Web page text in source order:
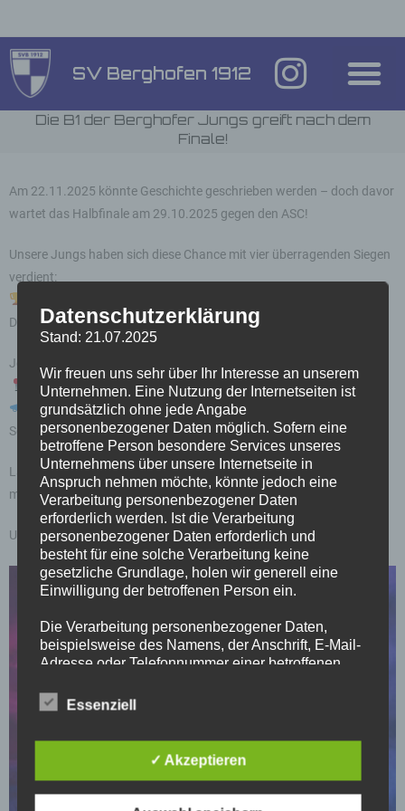
SV Berghofen 1912
Die B1 der Berghofer Jungs greift nach dem
Finale!
Am 22.11.2025 könnte Geschichte geschrieben werden – doch davor
wartet das Halbfinale am 29.10.2025 gegen den ASC!
Unsere Jungs haben sich diese Chance mit vier überragenden Siegen
verdient:
Das ist echte Schwerter Wald-Power!
Jetzt zählt’s:
Kommt alle zum Platz!
Unterstützt die B1 lautstark und helft mit, die Macht vom
Schwerter Wald zum Sieg zu treiben!
Lasst uns gemeinsam aus diesem Tag etwas ganz Besonderes
machen – mit Leidenschaft, Teamgeist und voller Energie!
Und das sind die nominierten Jungs für dieses Vorhaben
Datenschutzerklärung
Stand: 21.07.2025
Wir freuen uns sehr über Ihr Interesse an unserem
Unternehmen. Eine Nutzung der Internetseiten ist
grundsätzlich ohne jede Angabe
personenbezogener Daten möglich. Sofern eine
betroffene Person besondere Services unseres
Unternehmens über unsere Internetseite in
Anspruch nehmen möchte, könnte jedoch eine
Verarbeitung personenbezogener Daten
erforderlich werden. Ist die Verarbeitung
personenbezogener Daten erforderlich und
besteht für eine solche Verarbeitung keine
gesetzliche Grundlage, holen wir generell eine
Einwilligung der betroffenen Person ein.
Die Verarbeitung personenbezogener Daten,
beispielsweise des Namens, der Anschrift, E-Mail-
Adresse oder Telefonnummer einer betroffenen
Datenschutz-Grundverordnung und in
Mittels dieser Datenschutzerklärung möchte unser
Unternehmen die Öffentlichkeit über Art, Umfang
und Zweck der von uns erhobenen, genutzten und
Essenziell
✓ Akzeptieren